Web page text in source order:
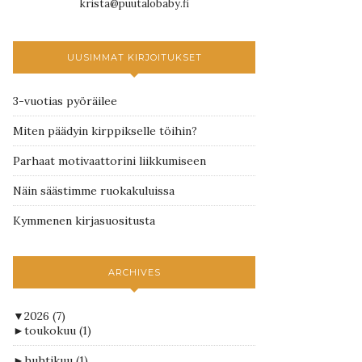
krista@puutalobaby.fi
UUSIMMAT KIRJOITUKSET
3-vuotias pyöräilee
Miten päädyin kirppikselle töihin?
Parhaat motivaattorini liikkumiseen
Näin säästimme ruokakuluissa
Kymmenen kirjasuositusta
ARCHIVES
▼2026 (7)
►toukokuu (1)